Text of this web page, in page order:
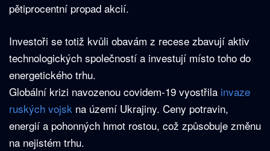
pětiprocentní propad akcií.
Investoři se totiž kvůli obavám z recese zbavují aktiv
technologických společností a investují místo toho do
energetického trhu.
Globální krizi navozenou covidem-19 vyostřila invaze
ruských vojsk na území Ukrajiny. Ceny potravin,
energií a pohonných hmot rostou, což způsobuje změnu
na nejistém trhu.